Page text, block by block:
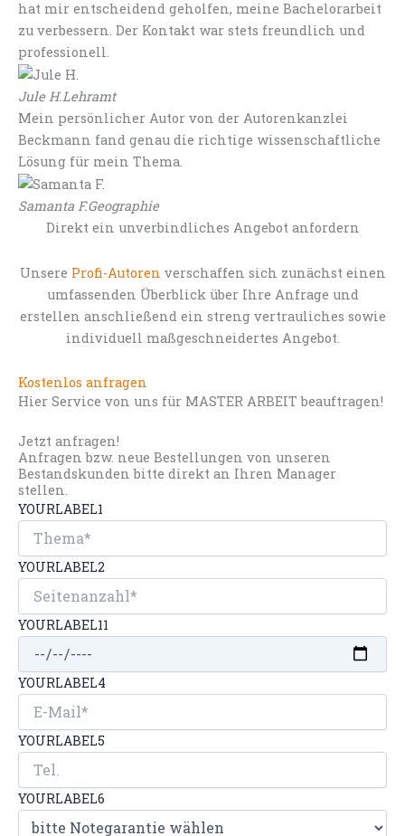
hat mir entscheidend geholfen, meine Bachelorarbeit
zu verbessern. Der Kontakt war stets freundlich und
professionell.
Jule H.Lehramt
Mein persönlicher Autor von der Autorenkanzlei
Beckmann fand genau die richtige wissenschaftliche
Lösung für mein Thema.
Samanta F.Geographie
Direkt ein unverbindliches Angebot anfordern
Unsere Profi-Autoren verschaffen sich zunächst einen
umfassenden Überblick über Ihre Anfrage und
erstellen anschließend ein streng vertrauliches sowie
individuell maßgeschneidertes Angebot.
Kostenlos anfragen
Hier Service von uns für MASTER ARBEIT beauftragen!
Jetzt anfragen!
Anfragen bzw. neue Bestellungen von unseren
Bestandskunden bitte direkt an Ihren Manager
stellen.
YOURLABEL1
YOURLABEL2
YOURLABEL11
YOURLABEL4
YOURLABEL5
YOURLABEL6